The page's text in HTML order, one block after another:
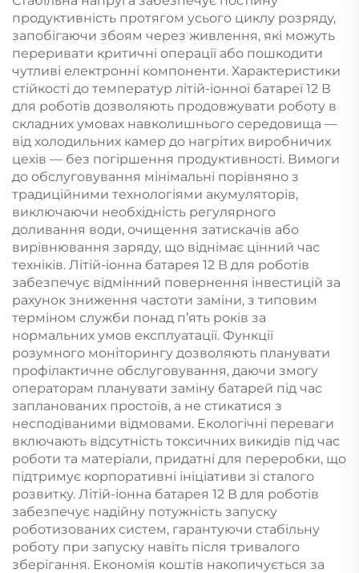
продуктивність протягом усього циклу розряду,
запобігаючи збоям через живлення, які можуть
переривати критичні операції або пошкодити
чутливі електронні компоненти. Характеристики
стійкості до температур літій-іонної батареї 12 В
для роботів дозволяють продовжувати роботу в
складних умовах навколишнього середовища —
від холодильних камер до нагрітих виробничих
цехів — без погіршення продуктивності. Вимоги
до обслуговування мінімальні порівняно з
традиційними технологіями акумуляторів,
виключаючи необхідність регулярного
доливання води, очищення затискачів або
вирівнювання заряду, що віднімає цінний час
техніків. Літій-іонна батарея 12 В для роботів
забезпечує відмінний повернення інвестицій за
рахунок зниження частоти заміни, з типовим
терміном служби понад п’ять років за
нормальних умов експлуатації. Функції
розумного моніторингу дозволяють планувати
профілактичне обслуговування, даючи змогу
операторам планувати заміну батарей під час
запланованих простоїв, а не стикатися з
несподіваними відмовами. Екологічні переваги
включають відсутність токсичних викидів під час
роботи та матеріали, придатні для переробки, що
підтримує корпоративні ініціативи зі сталого
розвитку. Літій-іонна батарея 12 В для роботів
забезпечує надійну потужність запуску
роботизованих систем, гарантуючи стабільну
роботу при запуску навіть після тривалого
зберігання. Економія коштів накопичується за